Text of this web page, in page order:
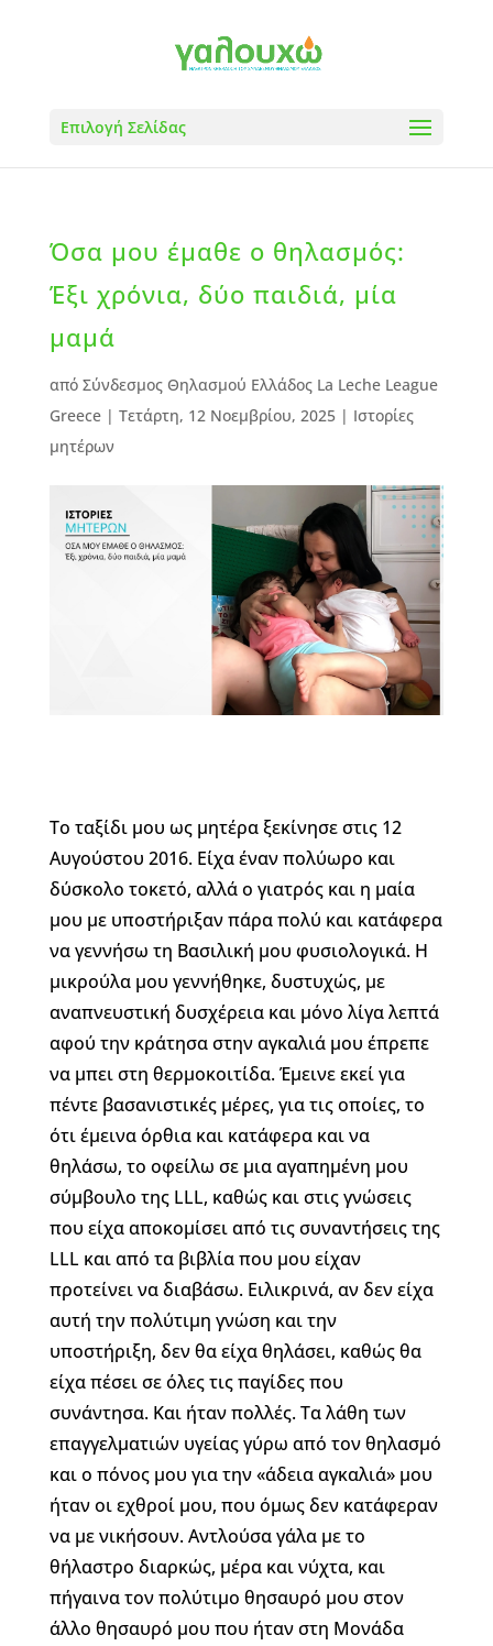
Επιλογή Σελίδας
Όσα μου έμαθε ο θηλασμός:
Έξι χρόνια, δύο παιδιά, μία
μαμά
από Σύνδεσμος Θηλασμού Ελλάδος La Leche League
Greece| Τετάρτη, 12 Νοεμβρίου, 2025| Ιστορίες
μητέρων
Το ταξίδι μου ως μητέρα ξεκίνησε στις 12
Αυγούστου 2016. Είχα έναν πολύωρο και
δύσκολο τοκετό, αλλά ο γιατρός και η μαία
μου με υποστήριξαν πάρα πολύ και κατάφερα
να γεννήσω τη Βασιλική μου φυσιολογικά. Η
μικρούλα μου γεννήθηκε, δυστυχώς, με
αναπνευστική δυσχέρεια και μόνο λίγα λεπτά
αφού την κράτησα στην αγκαλιά μου έπρεπε
να μπει στη θερμοκοιτίδα. Έμεινε εκεί για
πέντε βασανιστικές μέρες, για τις οποίες, το
ότι έμεινα όρθια και κατάφερα και να
θηλάσω, το οφείλω σε μια αγαπημένη μου
σύμβουλο της LLL, καθώς και στις γνώσεις
που είχα αποκομίσει από τις συναντήσεις της
LLL και από τα βιβλία που μου είχαν
προτείνει να διαβάσω. Ειλικρινά, αν δεν είχα
αυτή την πολύτιμη γνώση και την
υποστήριξη, δεν θα είχα θηλάσει, καθώς θα
είχα πέσει σε όλες τις παγίδες που
συνάντησα. Και ήταν πολλές. Τα λάθη των
επαγγελματιών υγείας γύρω από τον θηλασμό
και ο πόνος μου για την «άδεια αγκαλιά» μου
ήταν οι εχθροί μου, που όμως δεν κατάφεραν
να με νικήσουν. Αντλούσα γάλα με το
θήλαστρο διαρκώς, μέρα και νύχτα, και
πήγαινα τον πολύτιμο θησαυρό μου στον
άλλο θησαυρό μου που ήταν στη Μονάδα